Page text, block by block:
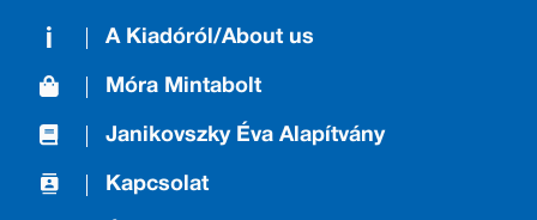
A Kiadóról/About us
Móra Mintabolt
Janikovszky Éva Alapítvány
Kapcsolat